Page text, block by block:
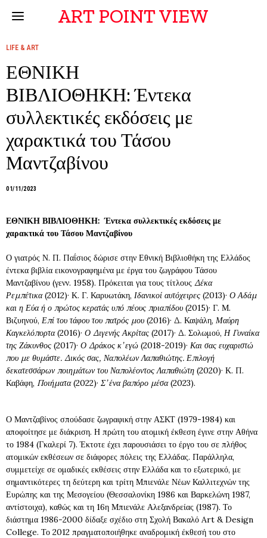
ART POINT VIEW
LIFE & ART
ΕΘΝΙΚΗ
ΒΙΒΛΙΟΘΗΚΗ: Έντεκα
συλλεκτικές εκδόσεις με
χαρακτικά του Τάσου
Μαντζαβίνου
01/11/2023
ΕΘΝΙΚΗ ΒΙΒΛΙΟΘΗΚΗ:Έντεκα συλλεκτικές εκδόσεις με
χαρακτικά του Τάσου Μαντζαβίνου
Ο γιατρός Ν. Π. Παΐσιος δώρισε στην Εθνική Βιβλιοθήκη της Ελλάδος
έντεκα βιβλία εικονογραφημένα με έργα του ζωγράφου Τάσου
Μαντζαβίνου (γενν. 1958). Πρόκειται για τους τίτλους Δέκα
Ρεμπέτικα(2012)· Κ. Γ. Καρυωτάκη, Ιδανικοί αυτόχειρες (2013)· Ο Αδάμ
και η Εύα ή ο πρώτος κερατάς υπό πέους πριαπίδου (2015)· Γ. Μ.
Βιζυηνού, Επί του τάφου του πατρός μου (2016)· Δ. Καψάλη, Μαύρη
Καγκελόπορτα(2016)· Ο Διγενής Ακρίτας (2017)· Δ. Σολωμού, Η Γυναίκα
της Ζάκυνθος (2017)· Ο Δράκος κ’ εγώ (2018-2019)· Και σας ευχαριστώ
που με θυμάστε. Δικός σας, Ναπολέων Λαπαθιώτης. Επιλογή
δεκατεσσάρων ποιημάτων του Ναπολέοντος Λαπαθιώτη (2020)· Κ. Π.
Καβάφη, Ποιήματα(2022)· Σ’ ένα βαπόρο μέσα(2023).
Ο Μαντζαβίνος σπούδασε ζωγραφική στην ΑΣΚΤ (1979-1984) και
αποφοίτησε με διάκριση. Η πρώτη του ατομική έκθεση έγινε στην Αθήνα
το 1984 (Γκαλερί 7). Έκτοτε έχει παρουσιάσει το έργο του σε πλήθος
ατομικών εκθέσεων σε διάφορες πόλεις της Ελλάδας. Παράλληλα,
συμμετείχε σε ομαδικές εκθέσεις στην Ελλάδα και το εξωτερικό, με
σημαντικότερες τη δεύτερη και τρίτη Μπιενάλε Νέων Καλλιτεχνών της
Ευρώπης και της Μεσογείου (Θεσσαλονίκη 1986 και Βαρκελώνη 1987,
αντίστοιχα), καθώς και τη 16η Μπιενάλε Αλεξανδρείας (1987). Το
διάστημα 1986-2000 δίδαξε σχέδιο στη Σχολή Βακαλό Art & Design
College. Το 2012 πραγματοποιήθηκε αναδρομική έκθεσή του στο